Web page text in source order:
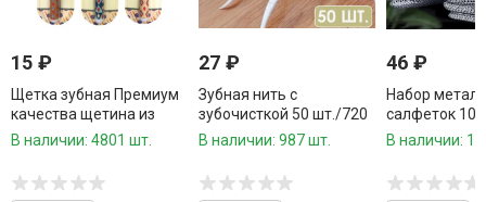
15 ₽
Щетка зубная Премиум
качества щетина из
бамбука.оригинальный
В наличии: 4801 шт.
27 ₽
Зубная нить с
зубочисткой 50 шт./720
шт.коробка/
В наличии: 987 шт.
46 ₽
Набор
салфеток 10
см.
В наличии: